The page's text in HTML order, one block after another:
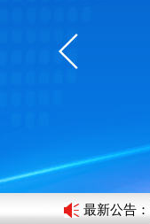
最新公告 ：